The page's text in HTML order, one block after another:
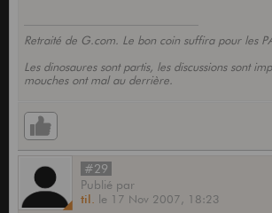
Retraité de G.com. Le bon coin suffira pour les
Les dinosaures sont partis, les discussions sont
mouches ont mal au derrière.
#29
Publié par
til. le 17 Nov 2007, 18:23